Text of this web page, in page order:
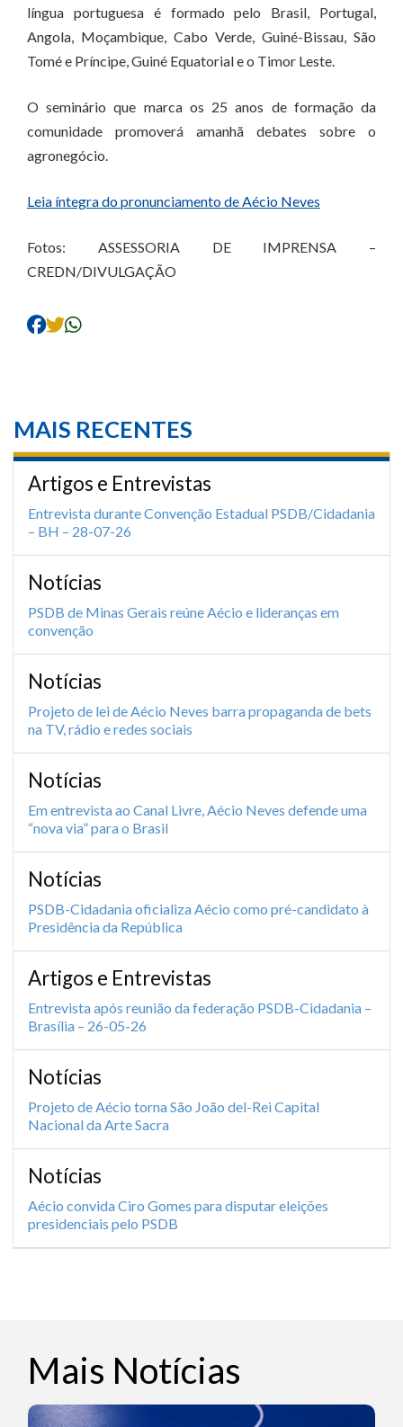
língua portuguesa é formado pelo Brasil, Portugal,
Angola, Moçambique, Cabo Verde, Guiné-Bissau, São
Tomé e Príncipe, Guiné Equatorial e o Timor Leste.
O seminário que marca os 25 anos de formação da
comunidade promoverá amanhã debates sobre o
agronegócio.
Leia íntegra do pronunciamento de Aécio Neves
Fotos: ASSESSORIA DE IMPRENSA –
CREDN/DIVULGAÇÃO
MAIS RECENTES
Artigos e Entrevistas
Entrevista durante Convenção Estadual PSDB/Cidadania
– BH – 28-07-26
Notícias
PSDB de Minas Gerais reúne Aécio e lideranças em
convenção
Notícias
Projeto de lei de Aécio Neves barra propaganda de bets
na TV, rádio e redes sociais
Notícias
Em entrevista ao Canal Livre, Aécio Neves defende uma
“nova via” para o Brasil
Notícias
PSDB-Cidadania oficializa Aécio como pré-candidato à
Presidência da República
Artigos e Entrevistas
Entrevista após reunião da federação PSDB-Cidadania –
Brasília – 26-05-26
Notícias
Projeto de Aécio torna São João del-Rei Capital
Nacional da Arte Sacra
Notícias
Aécio convida Ciro Gomes para disputar eleições
presidenciais pelo PSDB
Mais Notícias